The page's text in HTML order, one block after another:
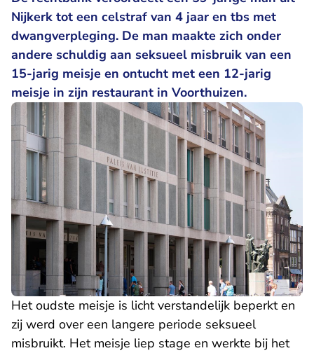
Nijkerk tot een celstraf van 4 jaar en tbs met
dwangverpleging. De man maakte zich onder
andere schuldig aan seksueel misbruik van een
15-jarig meisje en ontucht met een 12-jarig
meisje in zijn restaurant in Voorthuizen.
Het oudste meisje is licht verstandelijk beperkt en
zij werd over een langere periode seksueel
misbruikt. Het meisje liep stage en werkte bij het